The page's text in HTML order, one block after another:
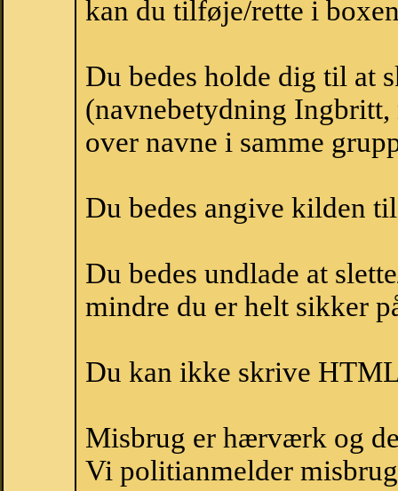
kan du tilføje/rette i
Du bedes holde dig til at
(navnebetydning
over navne i samme
Du bedes angive kilden
Du bedes undlade at
mindre du er helt sikker
Du kan ikke skrive
Misbrug er hærværk og
Vi politianmelder